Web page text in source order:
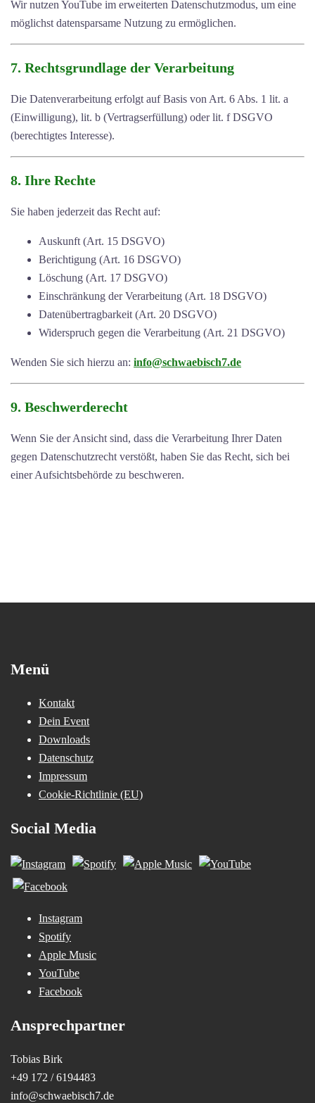
Wir nutzen YouTube im erweiterten Datenschutzmodus, um eine
möglichst datensparsame Nutzung zu ermöglichen.
7. Rechtsgrundlage der Verarbeitung
Die Datenverarbeitung erfolgt auf Basis von Art. 6 Abs. 1 lit. a
(Einwilligung), lit. b (Vertragserfüllung) oder lit. f DSGVO
(berechtigtes Interesse).
8. Ihre Rechte
Sie haben jederzeit das Recht auf:
Auskunft (Art. 15 DSGVO)
Berichtigung (Art. 16 DSGVO)
Löschung (Art. 17 DSGVO)
Einschränkung der Verarbeitung (Art. 18 DSGVO)
Datenübertragbarkeit (Art. 20 DSGVO)
Widerspruch gegen die Verarbeitung (Art. 21 DSGVO)
Wenden Sie sich hierzu an: info@schwaebisch7.de
9. Beschwerderecht
Wenn Sie der Ansicht sind, dass die Verarbeitung Ihrer Daten
gegen Datenschutzrecht verstößt, haben Sie das Recht, sich bei
einer Aufsichtsbehörde zu beschweren.
Menü
Kontakt
Dein Event
Downloads
Datenschutz
Impressum
Cookie-Richtlinie (EU)
Social Media
Instagram
Spotify
Apple Music
YouTube
Facebook
Ansprechpartner
Tobias Birk
+49 172 / 6194483
info@schwaebisch7.de